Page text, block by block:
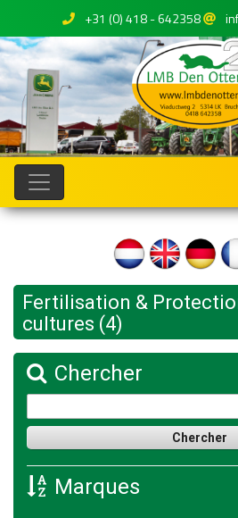
+31 (0) 418 - 642358
Fertilisation &
cultures (4)
Chercher
Marques